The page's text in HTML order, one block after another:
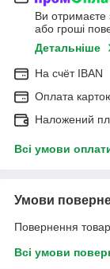
Ви отримаєте
або гроші
Детальніше
На cчёт IBAN
Оплата
Наложений
Всі умови
Умови
Повернення
Всі умови